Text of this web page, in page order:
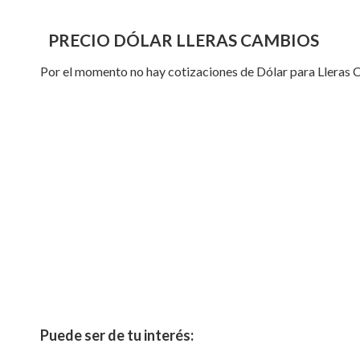
PRECIO DÓLAR LLERAS CAMBIOS
Por el momento no hay cotizaciones de Dólar para Lleras
Puede ser de tu interés: